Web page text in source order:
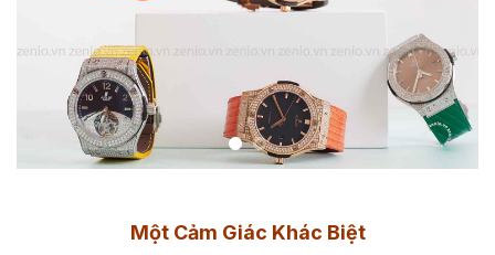
Một Cảm Giác Khác Biệt